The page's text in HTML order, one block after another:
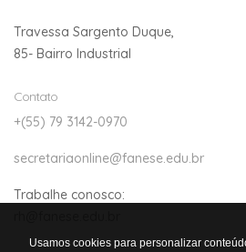
Usamos cookies para personalizar
Travessa Sargento Duque,
85- Bairro Industrial
Contato
+(55) 79 3142-0970
secretariaonline@fanese.edu.br
Trabalhe conosco: